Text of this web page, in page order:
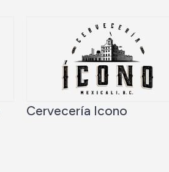
Cervecería Icono